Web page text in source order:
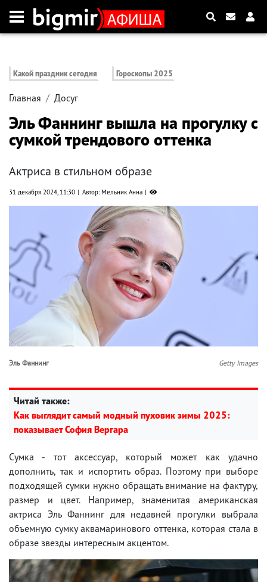
Какой праздник сегодня Гороскопы 2025
Главная Досуг
Эль Фаннинг вышла на прогулку с
сумкой трендового оттенка
Актриса в стильном образе
31 декабря 2024, 11:30 Автор: Мельник Анна
Эль Фаннинг Getty Images
Читай также:
Как выглядит самый модный пуховик зимы 2025:
показывает София Вергара
Сумка - тот аксессуар, который может как удачно
дополнить, так и испортить образ. Поэтому при выборе
подходящей сумки нужно обращать внимание на фактуру,
размер и цвет. Например, знаменитая американская
актриса Эль Фаннинг для недавней прогулки выбрала
объемную сумку аквамаринового оттенка, которая стала в
образе звезды интересным акцентом.